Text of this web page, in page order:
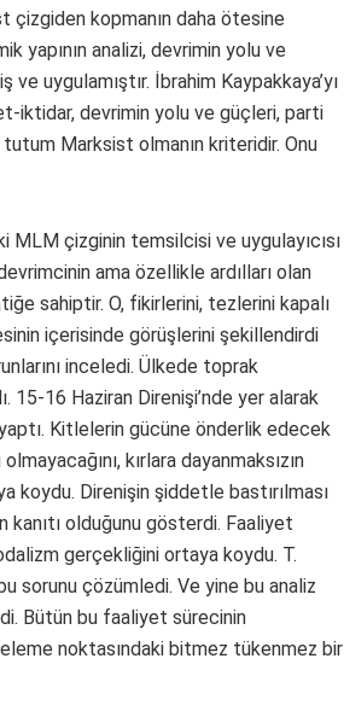
çizgiden kopmanın daha ötesine
yapının analizi, devrimin yolu ve
uygulamıştır. İbrahim Kaypakkaya’yı
iktidar, devrimin yolu ve güçleri, parti
Marksist olmanın kriteridir. Onu
çizginin temsilcisi ve uygulayıcısı
ama özellikle ardılları olan
sahiptir. O, fikirlerini, tezlerini kapalı
içerisinde görüşlerini şekillendirdi
inceledi. Ülkede toprak
15-16 Haziran Direnişi’nde yer alarak
Kitlelerin gücüne önderlik edecek
kırlara dayanmaksızın
koydu. Direnişin şiddetle bastırılması
kanıtı olduğunu gösterdi. Faaliyet
gerçekliğini ortaya koydu. T.
sorunu çözümledi. Ve yine bu analiz
Bütün bu faaliyet sürecinin
noktasındaki bitmez tükenmez bir